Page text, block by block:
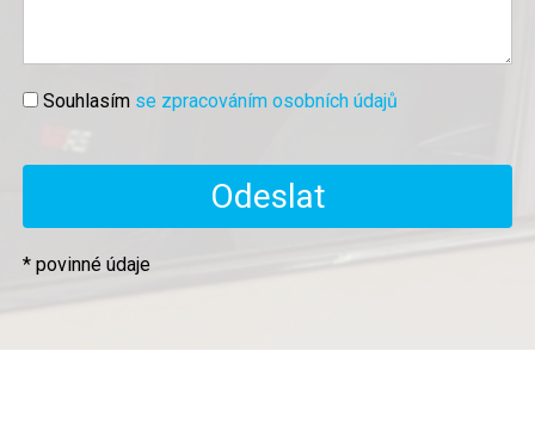
Souhlasím se zpracováním osobních údajů
* povinné údaje